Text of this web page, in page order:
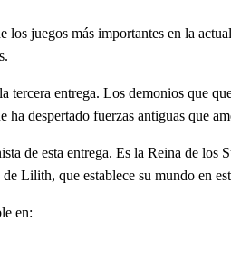
los juegos más importantes en la
tercera entrega. Los demonios que
ha despertado fuerzas antiguas que
de esta entrega. Es la Reina de los
Lilith, que establece su mundo en
en: